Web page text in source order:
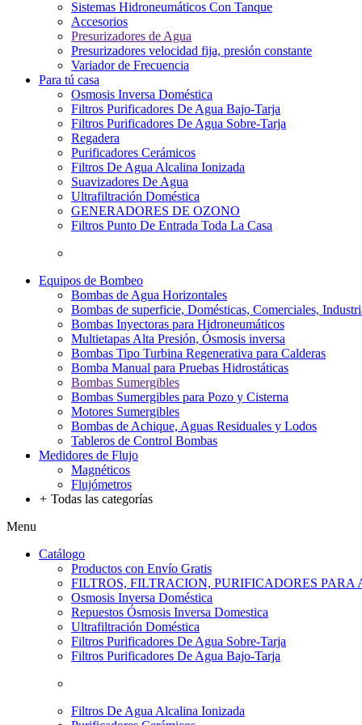
Sistemas Hidroneumáticos Con Tanque
Accesorios
Presurizadores de Agua
Presurizadores velocidad fija, presión constante
Variador de Frecuencia
Para tú casa
Osmosis Inversa Doméstica
Filtros Purificadores De Agua Bajo-Tarja
Filtros Purificadores De Agua Sobre-Tarja
Regadera
Purificadores Cerámicos
Filtros De Agua Alcalina Ionizada
Suavizadores De Agua
Ultrafiltración Doméstica
GENERADORES DE OZONO
Filtros Punto De Entrada Toda La Casa
Equipos de Bombeo
Bombas de Agua Horizontales
Bombas de superficie, Domésticas, Comerciales,
Bombas Inyectoras para Hidroneumáticos
Multietapas Alta Presión, Ósmosis inversa
Bombas Tipo Turbina Regenerativa para Calderas
Bomba Manual para Pruebas Hidrostáticas
Bombas Sumergibles
Bombas Sumergibles para Pozo y Cisterna
Motores Sumergibles
Bombas de Achique, Aguas Residuales y Lodos
Tableros de Control Bombas
Medidores de Flujo
Magnéticos
Flujómetros
+ Todas las categorías
Menu
Catálogo
Productos con Envío Gratis
FILTROS, FILTRACION, PURIFICADORES PARA
Osmosis Inversa Doméstica
Repuestos Ósmosis Inversa Domestica
Ultrafiltración Doméstica
Filtros Purificadores De Agua Sobre-Tarja
Filtros Purificadores De Agua Bajo-Tarja
Filtros De Agua Alcalina Ionizada